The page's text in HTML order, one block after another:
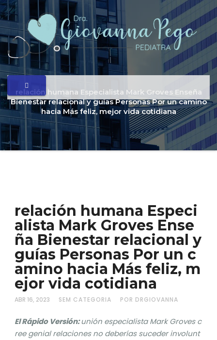
relación humana Especialista Mark Groves Enseña
Bienestar relacional y guías Personas Por un camino
hacia Más feliz, mejor vida cotidiana
relación humana Especi
alista Mark Groves Ense
ña Bienestar relacional y
guías Personas Por un c
amino hacia Más feliz, m
ejor vida cotidiana
ABR 16, 2023 SEM CATEGORIA POR DRGIOVANNA
El Rápido Versión:unión especialista Mark Groves c
ree genial relaciones no deberías suceder involunt